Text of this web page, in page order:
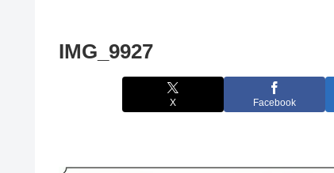
IMG_9927
X Facebook